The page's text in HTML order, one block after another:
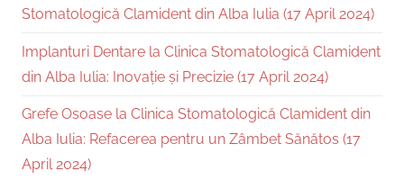
Stomatologică Clamident din Alba Iulia (17 April 2024)
Implanturi Dentare la Clinica Stomatologică Clamident
din Alba Iulia: Inovație și Precizie (17 April 2024)
Grefe Osoase la Clinica Stomatologică Clamident din
Alba Iulia: Refacerea pentru un Zâmbet Sănătos (17
April 2024)